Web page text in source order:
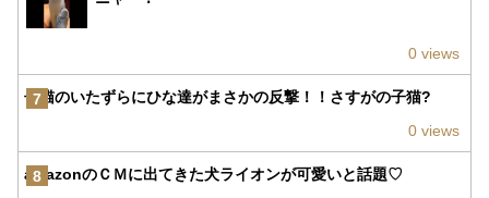
0 views
7
子猫のいたずらにひな達がまさかの反撃！！さすがの子猫?
0 views
8
amazonのＣＭに出てきた犬ライオンが可愛いと話題♡